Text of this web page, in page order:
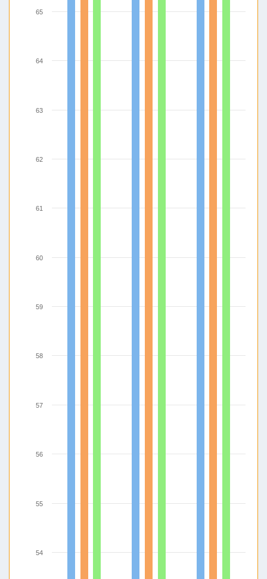
60
54
55
56
57
58
59
61
62
63
64
65